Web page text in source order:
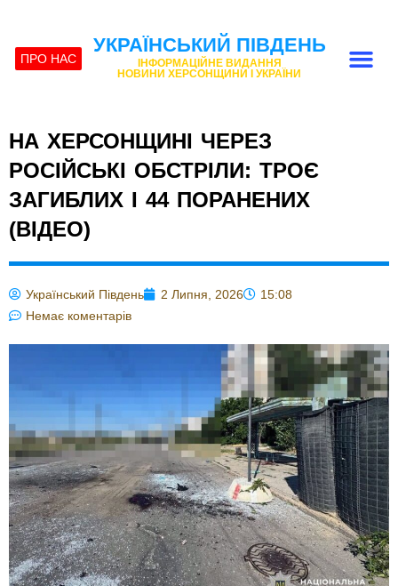
ПРО НАС
УКРАЇНСЬКИЙ ПІВДЕНЬ
ІНФОРМАЦІЙНЕ ВИДАННЯ
НОВИНИ ХЕРСОНЩИНИ І УКРАЇНИ
НА ХЕРСОНЩИНІ ЧЕРЕЗ
РОСІЙСЬКІ ОБСТРІЛИ: ТРОЄ
ЗАГИБЛИХ І 44 ПОРАНЕНИХ
(ВІДЕО)
Український Південь 2 Липня, 2026
15:08
Немає коментарів